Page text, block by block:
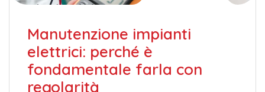
Manutenzione impianti
elettrici: perché è
fondamentale farla con
regolarità